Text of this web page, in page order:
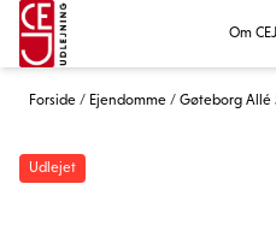
Om
Forside / Ejendomme / Gøteborg Allé
Udlejet